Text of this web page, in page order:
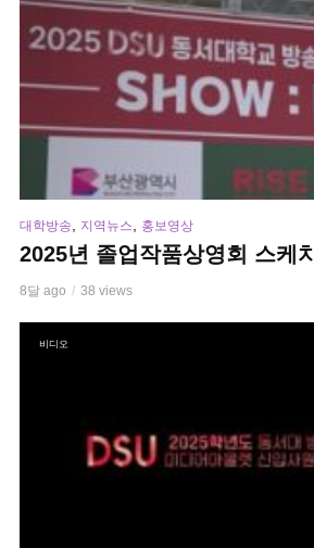
대학방송 지역뉴스 홍보영상
2025년 졸업작품상영회 스케치
8달 ago 38 views
비디오